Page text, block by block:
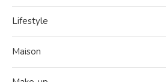
Lifestyle
Maison